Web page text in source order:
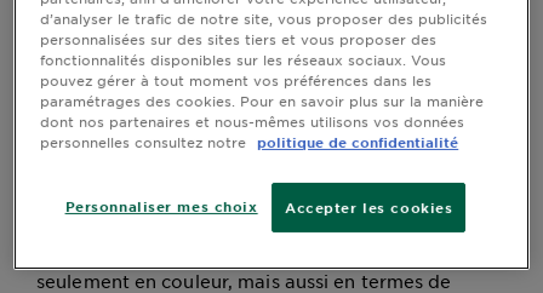
Garnier x
Gisele
Bündchen
Notre
magazine
signes de fatigue et d'illuminer le regard. Pour
naviguer au mieux dans cet univers et faire un choix
éclairé, il est essentiel de comprendre les
mécanismes de ce produit de soin des yeux
incontournable.
Quelle est la nature des
Les cernes sous les yeux peuvent varier
seulement en couleur, mais aussi en termes de
d’analyser le trafic de notre site, vous proposer des publicités
personnalisées sur des sites tiers et vous proposer des
fonctionnalités disponibles sur les réseaux sociaux. Vous
pouvez gérer à tout moment vos préférences dans les
paramétrages des cookies. Pour en savoir plus sur la manière
dont nos partenaires et nous-mêmes utilisons vos données
personnelles consultez notre
politique de confidentialité
Accepter les cookies
Personnaliser mes choix